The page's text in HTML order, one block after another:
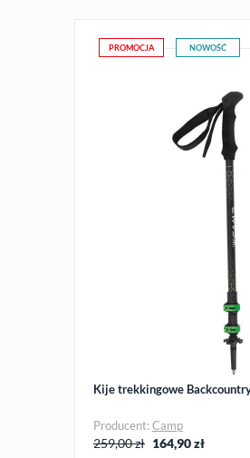
PROMOCJA NOWOŚĆ
Kije trekkingowe
Producent:Camp
259,00 zł 164,90zł